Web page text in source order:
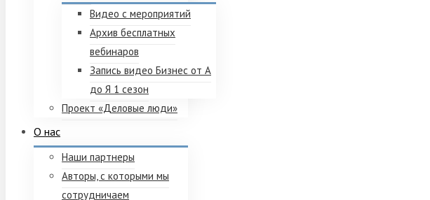
Видео с мероприятий
Архив бесплатных
вебинаров
Запись видео Бизнес от А
до Я 1 сезон
Проект «Деловые люди»
О нас
Наши партнеры
Авторы, с которыми мы
сотрудничаем